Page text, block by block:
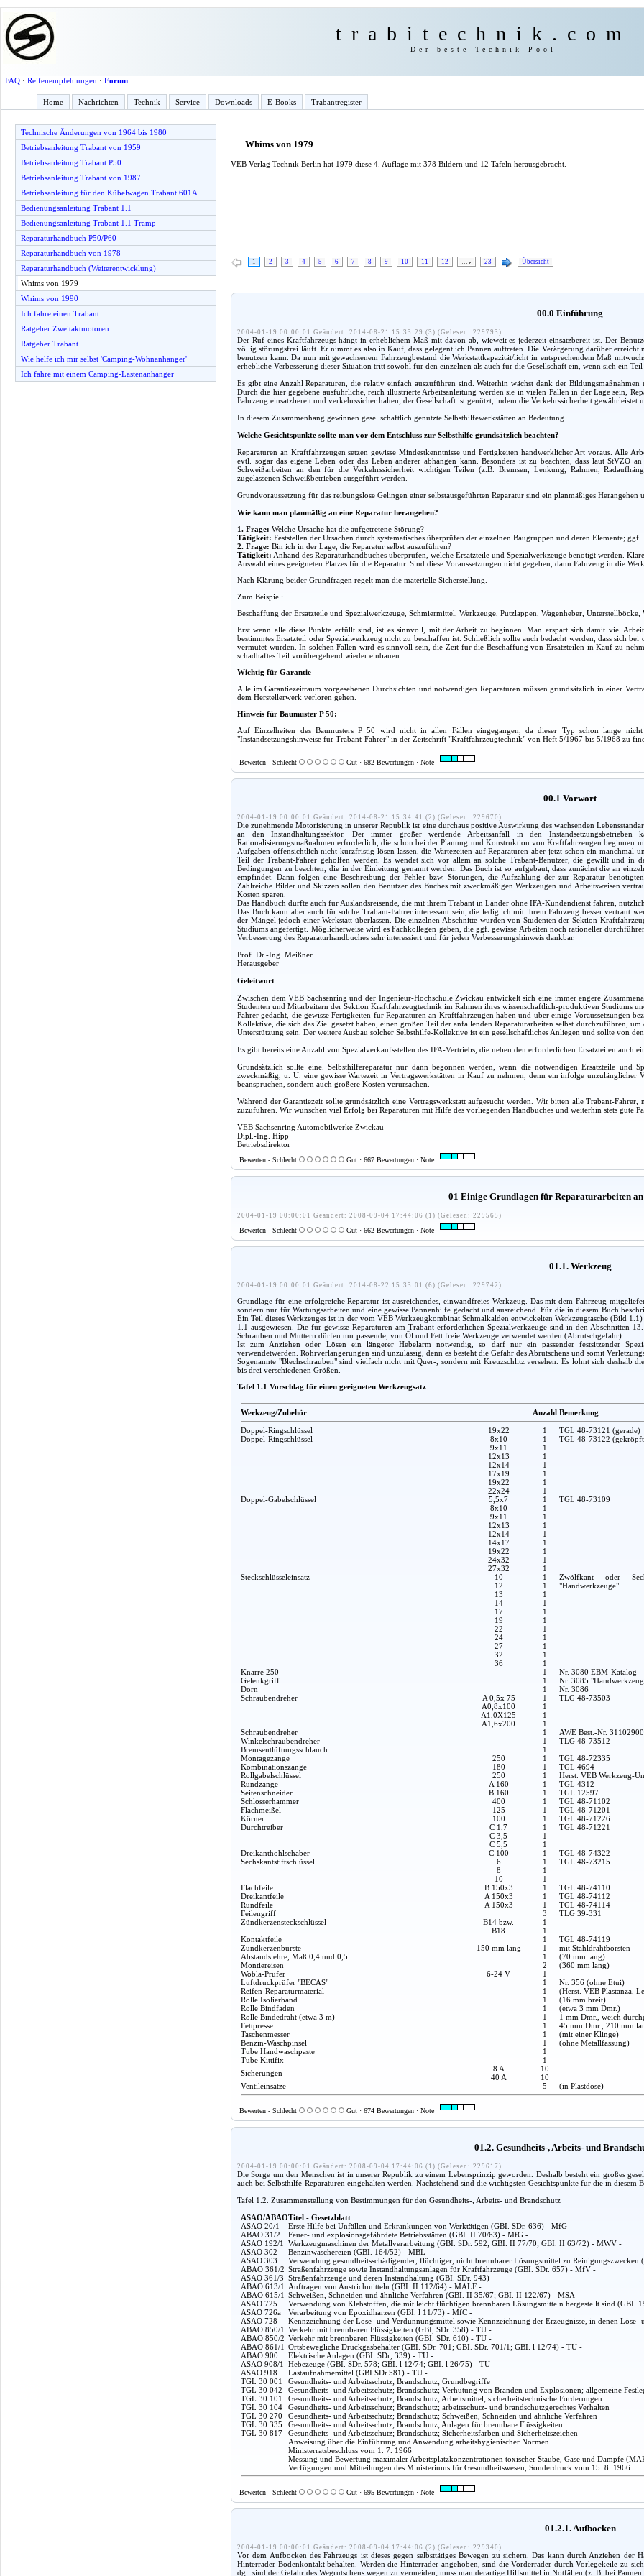
trabitechnik.com
Der beste Technik-Pool
FAQ· Reifenempfehlungen · Forum
Home Nachrichten Technik Service Downloads E-Books Trabantregister
Technische Änderungen von 1964 bis 1980
Betriebsanleitung Trabant von 1959
Betriebsanleitung Trabant P50
Betriebsanleitung Trabant von 1987
Betriebsanleitung für den Kübelwagen Trabant 601A
Bedienungsanleitung Trabant 1.1
Bedienungsanleitung Trabant 1.1 Tramp
Reparaturhandbuch P50/P60
Reparaturhandbuch von 1978
Reparaturhandbuch (Weiterentwicklung)
Whims von 1979
Whims von 1990
Ich fahre einen Trabant
Ratgeber Zweitaktmotoren
Ratgeber Trabant
Wie helfe ich mir selbst 'Camping-Wohnanhänger'
Ich fahre mit einem Camping-Lastenanhänger
Whims von 1979
VEB Verlag Technik Berlin hat 1979 diese 4. Auflage mit 378 Bildern und 12 Tafeln herausgebracht.
1 2 3 4 5 6 7 8 9 10 11 12 … 23 Übersicht
00.0 Einführung
2004-01-19 00:00:01 Geändert: 2014-08-21 15:33:29 (3) (Gelesen: 229793)
Der Ruf eines Kraftfahrzeugs hängt in erheblichem Maß mit davon ab, wieweit es jederzeit einsatzbereit ist. Der
völlig störungsfrei läuft. Er nimmt es also in Kauf, dass gelegentlich Pannen auftreten. Die Verärgerung darüber
benutzen kann. Da nun mit gewachsenem Fahrzeugbestand die Werkstattkapazität/licht in entsprechendem Maß
erhebliche Verbesserung dieser Situation tritt sowohl für den einzelnen als auch für die Gesellschaft ein, wenn sich ein Teil
Es gibt eine Anzahl Reparaturen, die relativ einfach auszuführen sind. Weiterhin wächst dank der
Durch die hier gegebene ausführliche, reich illustrierte Arbeitsanleitung werden sie in vielen Fällen in der Lage sein,
Fahrzeug einsatzbereit und verkehrssicher halten; der Gesellschaft ist genützt, indem die Verkehrssicherheit gewährleistet
In diesem Zusammenhang gewinnen gesellschaftlich genutzte Selbsthilfewerkstätten an Bedeutung.
Welche Gesichtspunkte sollte man vor dem Entschluss zur Selbsthilfe grundsätzlich beachten?
Reparaturen an Kraftfahrzeugen setzen gewisse Mindestkenntnisse und Fertigkeiten handwerklicher Art voraus. Alle
evtl. sogar das eigene Leben oder das Leben anderer abhängen kann. Besonders ist zu beachten, dass laut StVZO
Schweißarbeiten an den für die Verkehrssicherheit wichtigen Teilen (z.B. Bremsen, Lenkung, Rahmen,
zugelassenen Schweißbetrieben ausgeführt werden.
Grundvoraussetzung für das reibungslose Gelingen einer selbstausgeführten Reparatur sind ein planmäßiges
Wie kann man planmäßig an eine Reparatur herangehen?
1. Frage: Welche Ursache hat die aufgetretene Störung?
Tätigkeit: Feststellen der Ursachen durch systematisches überprüfen der einzelnen Baugruppen und deren Elemente; ggf.
2. Frage: Bin ich in der Lage, die Reparatur selbst auszuführen?
Tätigkeit: Anhand des Reparaturhandbuches überprüfen, welche Ersatzteile und Spezialwerkzeuge benötigt werden.
Auswahl eines geeigneten Platzes für die Reparatur. Sind diese Voraussetzungen nicht gegeben, dann Fahrzeug in die
Nach Klärung beider Grundfragen regelt man die materielle Sicherstellung.
Zum Beispiel:
Beschaffung der Ersatzteile und Spezialwerkzeuge, Schmiermittel, Werkzeuge, Putzlappen, Wagenheber,
Erst wenn alle diese Punkte erfüllt sind, ist es sinnvoll, mit der Arbeit zu beginnen. Man erspart sich damit viel
bestimmtes Ersatzteil oder Spezialwerkzeug nicht zu beschaffen ist. Schließlich sollte auch bedacht werden, dass sich
vermutet wurden. In solchen Fällen wird es sinnvoll sein, die Zeit für die Beschaffung von Ersatzteilen in Kauf zu
schadhaftes Teil vorübergehend wieder einbauen.
Wichtig für Garantie
Alle im Garantiezeitraum vorgesehenen Durchsichten und notwendigen Reparaturen müssen grundsätzlich in einer
dem Herstellerwerk verloren gehen.
Hinweis für Baumuster P 50:
Auf Einzelheiten des Baumusters P 50 wird nicht in allen Fällen eingegangen, da dieser Typ schon lange
"Instandsetzungshinweise für Trabant-Fahrer" in der Zeitschrift "Kraftfahrzeugtechnik" von Heft 5/1967 bis 5/1968 zu
Bewerten - Schlecht Gut · 682 Bewertungen · Note
00.1 Vorwort
2004-01-19 00:00:01 Geändert: 2014-08-21 15:34:41 (2) (Gelesen: 229670)
Die zunehmende Motorisierung in unserer Republik ist eine durchaus positive Auswirkung des wachsenden
an den Instandhaltungssektor. Der immer größer werdende Arbeitsanfall in den
Rationalisierungsmaßnahmen erforderlich, die schon bei der Planung und Konstruktion von Kraftfahrzeugen beginnen
Aufgaben offensichtlich nicht kurzfristig lösen lassen, die Wartezeiten auf Reparaturen aber jetzt schon ein manchmal
Teil der Trabant-Fahrer geholfen werden. Es wendet sich vor allem an solche Trabant-Benutzer, die gewillt und in
Bedingungen zu beachten, die in der Einleitung genannt werden. Das Buch ist so aufgebaut, dass zunächst die an
empfindet. Dann folgen eine Beschreibung der Fehler bzw. Störungen, die Aufzählung der zur Reparatur
Zahlreiche Bilder und Skizzen sollen den Benutzer des Buches mit zweckmäßigen Werkzeugen und Arbeitsweisen
Kosten sparen.
Das Handbuch dürfte auch für Auslandsreisende, die mit ihrem Trabant in Länder ohne IFA-Kundendienst fahren, nützlich
Das Buch kann aber auch für solche Trabant-Fahrer interessant sein, die lediglich mit ihrem Fahrzeug besser vertraut
der Mängel jedoch einer Werkstatt überlassen. Die einzelnen Abschnitte wurden von Studenten der Sektion
Studiums angefertigt. Möglicherweise wird es Fachkollegen geben, die ggf. gewisse Arbeiten noch rationeller
Verbesserung des Reparaturhandbuches sehr interessiert und für jeden Verbesserungshinweis dankbar.
Prof. Dr.-Ing. Meißner
Herausgeber
Geleitwort
Zwischen dem VEB Sachsenring und der Ingenieur-Hochschule Zwickau entwickelt sich eine immer engere
Studenten und Mitarbeitern der Sektion Kraftfahrzeugtechnik im Rahmen ihres wissenschaftlich-produktiven Studiums
Fahrer gedacht, die gewisse Fertigkeiten für Reparaturen an Kraftfahrzeugen haben und über einige Voraussetzungen
Kollektive, die sich das Ziel gesetzt haben, einen großen Teil der anfallenden Reparaturarbeiten selbst durchzuführen,
Unterstützung sein. Der weitere Ausbau solcher Selbsthilfe-Kollektive ist ein gesellschaftliches Anliegen und sollte von
Es gibt bereits eine Anzahl von Spezialverkaufsstellen des IFA-Vertriebs, die neben den erforderlichen Ersatzteilen auch
Grundsätzlich sollte eine. Selbsthilfereparatur nur dann begonnen werden, wenn die notwendigen Ersatzteile und
zweckmäßig, u. U. eine gewisse Wartezeit in Vertragswerkstätten in Kauf zu nehmen, denn ein infolge
beanspruchen, sondern auch größere Kosten verursachen.
Während der Garantiezeit sollte grundsätzlich eine Vertragswerkstatt aufgesucht werden. Wir bitten alle Trabant-
zuzuführen. Wir wünschen viel Erfolg bei Reparaturen mit Hilfe des vorliegenden Handbuches und weiterhin stets gute
VEB Sachsenring Automobilwerke Zwickau
Dipl.-Ing. Hipp
Betriebsdirektor
Bewerten - Schlecht Gut · 667 Bewertungen · Note
01 Einige Grundlagen für Reparaturarbeiten
2004-01-19 00:00:01 Geändert: 2008-09-04 17:44:06 (1) (Gelesen: 229565)
Bewerten - Schlecht Gut · 662 Bewertungen · Note
01.1. Werkzeug
2004-01-19 00:00:01 Geändert: 2014-08-22 15:33:01 (6) (Gelesen: 229742)
Grundlage für eine erfolgreiche Reparatur ist ausreichendes, einwandfreies Werkzeug. Das mit dem Fahrzeug
sondern nur für Wartungsarbeiten und eine gewisse Pannenhilfe gedacht und ausreichend. Für die in diesem Buch
Ein Teil dieses Werkzeuges ist in der vom VEB Werkzeugkombinat Schmalkalden entwickelten Werkzeugtasche (Bild
1.1 ausgewiesen. Die für gewisse Reparaturen am Trabant erforderlichen Spezialwerkzeuge sind in den Abschnitten
Schrauben und Muttern dürfen nur passende, von Öl und Fett freie Werkzeuge verwendet werden (Abrutschgefahr).
Ist zum Anziehen oder Lösen ein längerer Hebelarm notwendig, so darf nur ein passender festsitzender
verwendetwerden. Rohrverlängerungen sind unzulässig, denn es besteht die Gefahr des Abrutschens und somit
Sogenannte "Blechschrauben" sind vielfach nicht mit Quer-, sondern mit Kreuzschlitz versehen. Es lohnt sich deshalb
bis drei verschiedenen Größen.
Tafel 1.1 Vorschlag für einen geeigneten Werkzeugsatz
Werkzeug/Zubehör Anzahl Bemerkung
Doppel-Ringschlüssel 19x22 1
TGL 48-73121 (gerade)
Doppel-Ringschlüssel
8x10
9x11
12x13
12x14
17x19
19x22
22x24
1
1
1
1
1
1
1
TGL 48-73122
Doppel-Gabelschlüssel
5,5x7
8x10
9x11
12x13
12x14
14x17
19x22
24x32
27x32
1
1
1
1
1
1
1
1
1
TGL 48-73109
Steckschlüsseleinsatz
10
12
13
14
17
19
22
24
27
32
36
1
1
1
1
1
1
1
1
1
1
1
Zwölfkant oder
"Handwerkzeuge"
Knarre 250 1
Nr. 3080 EBM-Katalog
Gelenkgriff
1
Nr. 3085
Dorn
1
Nr. 3086
Schraubendreher
A 0,5x 75
A0,8x100
A1,0X125
A1,6x200
1
1
1
1
TLG 48-73503
Schraubendreher 1
AWE Best.-Nr.
Winkelschraubendreher
1
TLG 48-73512
Bremsentlüftungsschlauch
1
Montagezange
250 1
TGL 48-72335
Kombinationszange
180 1
TGL 4694
Rollgabelschlüssel
250 1
Herst. VEB Werkzeug-
Rundzange
A 160 1
TGL 4312
Seitenschneider
B 160 1
TGL 12597
Schlosserhammer
400 1
TGL 48-71102
Flachmeißel
125 1
TGL 48-71201
Körner
100 1
TGL 48-71226
Durchtreiber
C 1,7
C 3,5
C 5,5
1
1
1
TGL 48-71221
Dreikanthohlschaber C 100 1
TGL 48-74322
Sechskantstiftschlüssel
6
8
10
1
1
1
TGL 48-73215
Flachfeile B 150x3 1
TGL 48-74110
Dreikantfeile
A 150x3 1
TGL 48-74112
Rundfeile
A 150x3 1
TGL 48-74114
Feilengriff
3
TLG 39-331
Zündkerzensteckschlüssel
B14 bzw.
B18
1
1
Kontaktfeile
1
TGL 48-74119
Zündkerzenbürste
150 mm lang 1
mit Stahldrahtborsten
Abstandslehre, Maß 0,4 und 0,5
1
(70 mm lang)
Montiereisen
2
(360 mm lang)
Wobla-Prüfer
6-24 V
1
Luftdruckprüfer "BECAS"
1
Nr. 356 (ohne Etui)
Reifen-Reparaturmaterial
1
(Herst. VEB Plastanza,
Rolle Isolierband
1
(16 mm breit)
Rolle Bindfaden
1
(etwa 3 mm Dmr.)
Rolle Bindedraht (etwa 3 m)
1
1 mm Dmr., weich
Fettpresse
1
45 mm Dmr., 210 mm
Taschenmesser
1
(mit einer Klinge)
Benzin-Waschpinsel
1
(ohne Metallfassung)
Tube Handwaschpaste
1
Tube Kittifix
1
Sicherungen
8 A
40 A
10
10
Ventileinsätze
5 (in Plastdose)
Bewerten - Schlecht Gut · 674 Bewertungen · Note
01.2. Gesundheits-, Arbeits- und
2004-01-19 00:00:01 Geändert: 2008-09-04 17:44:06 (1) (Gelesen: 229617)
Die Sorge um den Menschen ist in unserer Republik zu einem Lebensprinzip geworden. Deshalb besteht ein großes
auch bei Selbsthilfe-Reparaturen eingehalten werden. Nachstehend sind die wichtigsten Gesichtspunkte für die in diesem
Tafel 1.2. Zusammenstellung von Bestimmungen für den Gesundheits-, Arbeits- und Brandschutz
ASAO/ABAOTitel - Gesetzblatt
ASAO 20/1
Erste Hilfe bei Unfällen und Erkrankungen von Werktätigen (GBI. SDr. 636) - MfG -
ABAO 31/2
Feuer- und explosionsgefährdete Betriebsstätten (GBI. II 70/63) - MfG -
ASAO 192/1
Werkzeugmaschinen der Metallverarbeitung (GBI. SDr. 592; GBI. II 77/70; GBI. II 63/72) - MWV -
ASAO 302
Benzinwäschereien (GBI. 164/52) - MBL -
ASAO 303
Verwendung gesundheitsschädigender, flüchtiger, nicht brennbarer Lösungsmittel zu
ABAO 361/2 Straßenfahrzeuge sowie Instandhaltungsanlagen für Kraftfahrzeuge (GBI. SDr. 657) - MfV -
ASAO 361/3 Straßenfahrzeuge und deren Instandhaltung (GBI. SDr. 943)
ABAO 613/1
Auftragen von Anstrichmitteln (GBI. II 112/64) - MALF -
ABAO 615/1 Schweißen, Schneiden und ähnliche Verfahren (GBI. II 35/67; GBI. II 122/67) - MSA -
ASAO 725
Verwendung von Klebstoffen, die mit leicht flüchtigen brennbaren Lösungsmitteln hergestellt sind (GBI.
ASAO 726a
Verarbeitung von Epoxidharzen (GBI. l 11/73) - MfC -
ASAO 728
Kennzeichnung der Löse- und Verdünnungsmittel sowie Kennzeichnung der Erzeugnisse, in denen
ABAO 850/1 Verkehr mit brennbaren Flüssigkeiten (GBI, SDr. 358) - TU -
ABAO 850/2 Verkehr mit brennbaren Flüssigkeiten (GBI. SDr. 610) - TU -
ABAO 861/1 Ortsbewegliche Druckgasbehälter (GBI. SDr. 701; GBI. SDr. 701/1; GBI. l 12/74) - TU -
ABAO 900
Elektrische Anlagen (GBI. SDr, 339) - TU -
ASAO 908/1
Hebezeuge (GBI. SDr. 578; GBI. l 12/74; GBI. l 26/75) - TU -
ASAO 918
Lastaufnahmemittel (GBI.SDr.581) - TU -
TGL 30 001
Gesundheits- und Arbeitsschutz; Brandschutz; Grundbegriffe
TGL 30 042
Gesundheits- und Arbeitsschutz; Brandschutz; Verhütung von Bränden und Explosionen; allgemeine
TGL 30 101
Gesundheits- und Arbeitsschutz; Brandschutz; Arbeitsmittel; sicherheitstechnische Forderungen
TGL 30 104
Gesundheits- und Arbeitsschutz; Brandschutz; arbeitsschutz- und brandschutzgerechtes Verhalten
TGL 30 270
Gesundheits- und Arbeitsschutz; Brandschutz; Schweißen, Schneiden und ähnliche Verfahren
TGL 30 335
Gesundheits- und Arbeitsschutz; Brandschutz; Anlagen für brennbare Flüssigkeiten
TGL 30 817
Gesundheits- und Arbeitsschutz; Brandschutz; Sicherheitsfarben und Sicherheitszeichen
Anweisung über die Einführung und Anwendung arbeitshygienischer Normen
Ministerratsbeschluss vom 1. 7. 1966
Messung und Bewertung maximaler Arbeitsplatzkonzentrationen toxischer Stäube, Gase und Dämpfe
Verfügungen und Mitteilungen des Ministeriums für Gesundheitswesen, Sonderdruck vom 15. 8. 1966
Bewerten - Schlecht Gut · 695 Bewertungen · Note
01.2.1. Aufbocken
2004-01-19 00:00:01 Geändert: 2008-09-04 17:44:06 (2) (Gelesen: 229340)
Vor dem Aufbocken des Fahrzeugs ist dieses gegen selbsttätiges Bewegen zu sichern. Das kann durch Anziehen der
Hinterräder Bodenkontakt behalten. Werden die Hinterräder angehoben, sind die Vorderräder durch Vorlegekeile zu
dgl. sind der Gefahr des Wegrutschens wegen zu vermeiden; muss man derartige Hilfsmittel in Notfällen (z. B. bei